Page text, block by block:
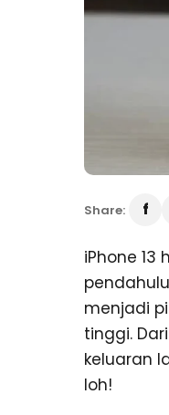
Share:
iPhone
menjadi
tinggi.
keluaran
loh!